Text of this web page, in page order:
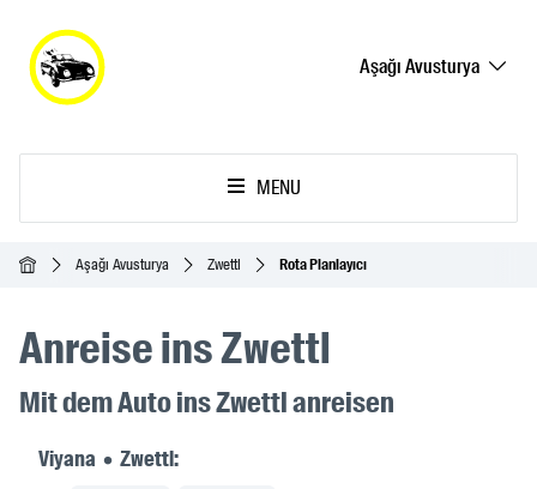
Aşağı Avusturya
MENU
Ana SayfaAşağı Avusturya Zwettl Rota Planlayıcı
Anreise ins Zwettl
Mit dem Auto ins Zwettl anreisen
Viyana • Zwettl: